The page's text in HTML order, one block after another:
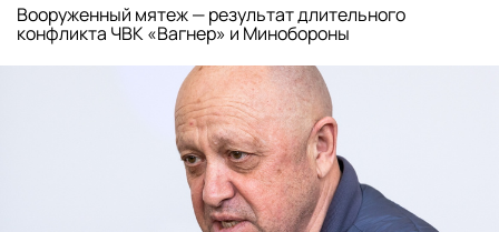
Вооруженный мятеж — результат длительного
конфликта ЧВК «Вагнер» и Минобороны